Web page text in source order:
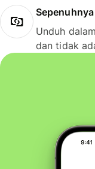
Unduh
dan tidak